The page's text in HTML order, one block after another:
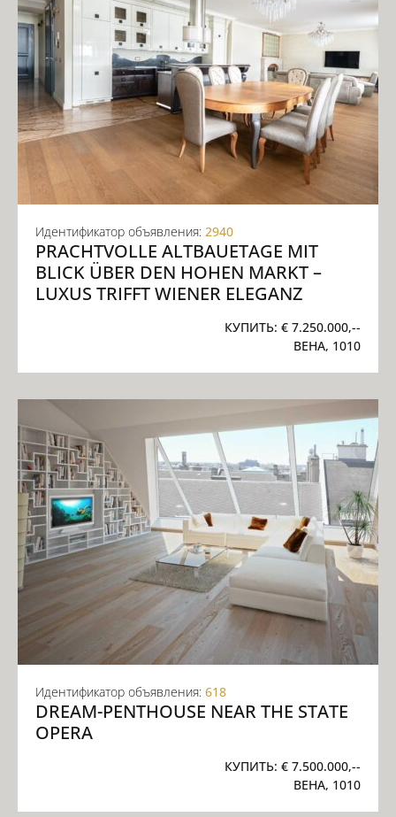
Идентификатор объявления: 2940
PRACHTVOLLE ALTBAUETAGE MIT
BLICK ÜBER DEN HOHEN MARKT –
LUXUS TRIFFT WIENER ELEGANZ
КУПИТЬ: € 7.250.000,--
ВЕНА, 1010
Идентификатор объявления: 618
DREAM-PENTHOUSE NEAR THE STATE
OPERA
КУПИТЬ: € 7.500.000,--
ВЕНА, 1010